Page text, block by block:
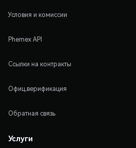
Условия и комиссии
Phemex API
Ссылки на контракты
Офиц.верификация
Обратная связь
Услуги